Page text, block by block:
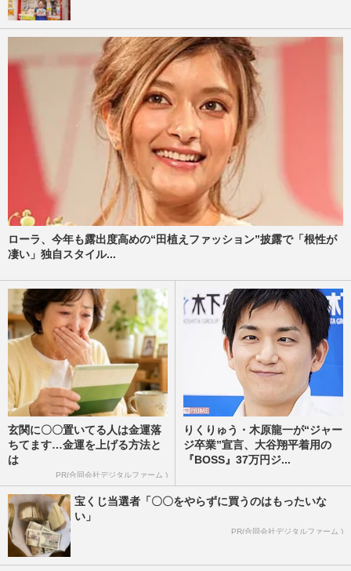
ローラ、今年も露出度高めの“田植えファッション”披露で「根性が
凄い」独自スタイル...
玄関に〇〇置いてる人は金運落
ちてます…金運を上げる方法と
は
PR(合同会社デジタルファーム )
りくりゅう・木原龍一が“ジャー
ジ卒業”宣言、大谷翔平着用の
『BOSS』37万円ジ...
宝くじ当選者「〇〇をやらずに買うのはもったいな
い」
PR(合同会社デジタルファーム )